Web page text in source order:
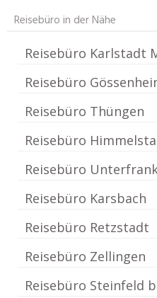
Reisebüro in der Nähe
Reisebüro Karlstadt
Reisebüro
Reisebüro Thüngen
Reisebüro
Reisebüro
Reisebüro Karsbach
Reisebüro Retzstadt
Reisebüro Zellingen
Reisebüro Steinfeld